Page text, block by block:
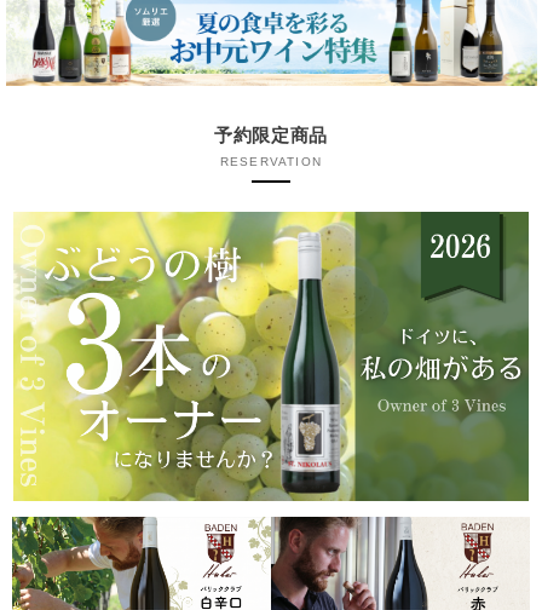
予約限定商品
RESERVATION